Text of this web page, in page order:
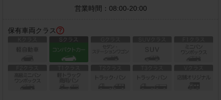
営業時間： 08:00-20:00
保有車両クラス